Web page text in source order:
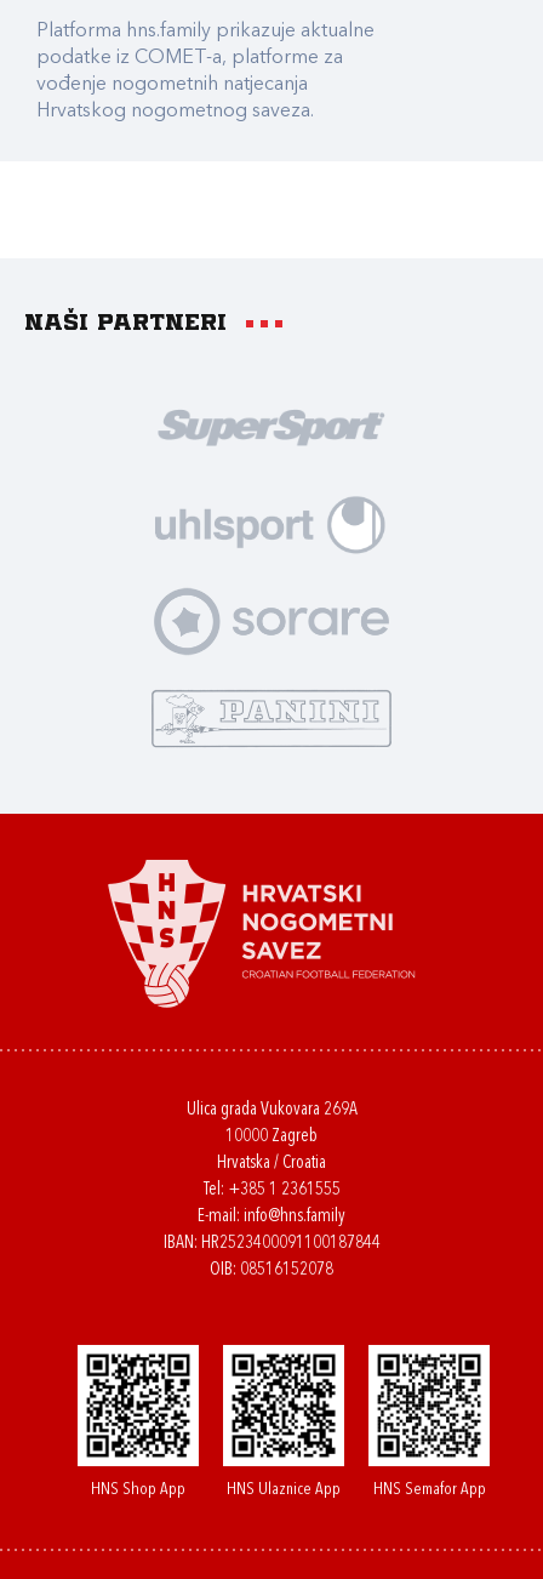
Platforma hns.family prikazuje aktualne
podatke iz COMET-a, platforme za
vođenje nogometnih natjecanja
Hrvatskog nogometnog saveza.
Naši partneri
Ulica grada Vukovara 269A
10000 Zagreb
Hrvatska / Croatia
Tel: +385 1 2361555
E-mail: info@hns.family
IBAN: HR2523400091100187844
OIB: 08516152078
HNS Shop App HNS Ulaznice App HNS Semafor App